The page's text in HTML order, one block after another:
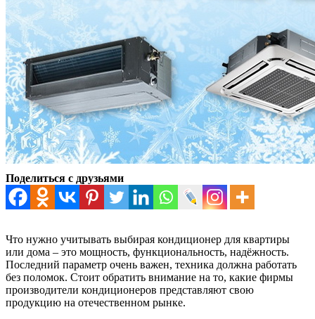
Поделиться с друзьями
Что нужно учитывать выбирая кондиционер для квартиры
или дома – это мощность, функциональность, надёжность.
Последний параметр очень важен, техника должна работать
без поломок. Стоит обратить внимание на то, какие фирмы
производители кондиционеров представляют свою
продукцию на отечественном рынке.